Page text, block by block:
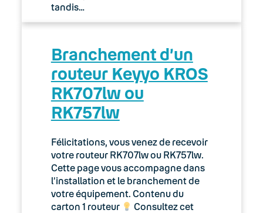
tandis…
Branchement d’un
routeur Keyyo KROS
RK707lw ou
RK757lw
Félicitations, vous venez de recevoir
votre routeur RK707lw ou RK757lw.
Cette page vous accompagne dans
l’installation et le branchement de
votre équipement. Contenu du
carton 1 routeur
Consultez cet